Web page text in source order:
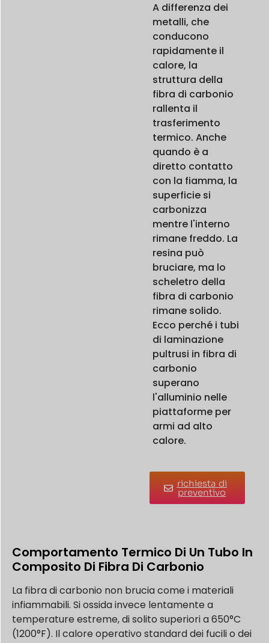
A differenza dei
metalli, che
conducono
rapidamente il
calore, la
struttura della
fibra di carbonio
rallenta il
trasferimento
termico. Anche
quando è a
diretto contatto
con la fiamma, la
superficie si
carbonizza
mentre l'interno
rimane freddo. La
resina può
bruciare, ma lo
scheletro della
fibra di carbonio
rimane solido.
Ecco perché i tubi
di laminazione
pultrusi in fibra di
carbonio
superano
l'alluminio nelle
piattaforme per
armi ad alto
calore.
richiesta di
preventivo
Comportamento Termico Di Un Tubo In
Composito Di Fibra Di Carbonio
La fibra di carbonio non brucia come i materiali
infiammabili. Si ossida invece lentamente a
temperature estreme, di solito superiori a 650°C
(1200°F). Il calore operativo standard dei fucili o dei